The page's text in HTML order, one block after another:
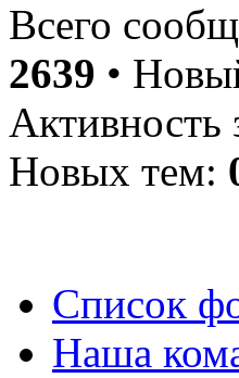
Всего
2639 •
Новых тем:
Список
Наша